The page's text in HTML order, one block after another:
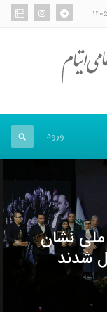
ورود
ملی نشان
شدند